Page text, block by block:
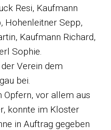
Resi, Kaufmann
Hohenleitner Sepp,
Kaufmann Richard,
Sophie.
Verein dem
bei.
vor allem aus
konnte im Kloster
in Auftrag gegeben